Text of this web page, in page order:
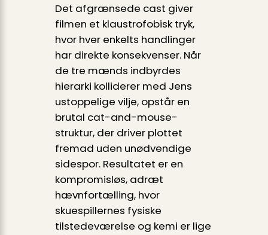
Det afgrænsede cast giver
filmen et klaustrofobisk tryk,
hvor hver enkelts handlinger
har direkte konsekvenser. Når
de tre mænds indbyrdes
hierarki kolliderer med Jens
ustoppelige vilje, opstår en
brutal cat-and-mouse-
struktur, der driver plottet
fremad uden unødvendige
sidespor. Resultatet er en
kompromisløs, adræt
hævnfortælling, hvor
skuespillernes fysiske
tilstedeværelse og kemi er lige